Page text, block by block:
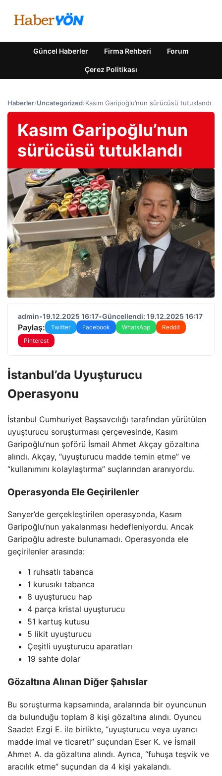
Güncel Haberler Firma Rehberi Forum
Çerez Politikası
Haberler›Uncategorized›Kasım Garipoğlu’nun sürücüsü tutuklandı
Kasım Garipoğlu’nun
sürücüsü tutuklandı
admin•19.12.2025 16:17•Güncellendi: 19.12.2025 16:17
Paylaş: Twitter Facebook WhatsApp
Reddit
Pinterest
İstanbul’da Uyuşturucu
Operasyonu
İstanbul Cumhuriyet Başsavcılığı tarafından yürütülen
uyuşturucu soruşturması çerçevesinde, Kasım
Garipoğlu’nun şoförü İsmail Ahmet Akçay gözaltına
alındı. Akçay, “uyuşturucu madde temin etme” ve
“kullanımını kolaylaştırma” suçlarından aranıyordu.
Operasyonda Ele Geçirilenler
Sarıyer’de gerçekleştirilen operasyonda, Kasım
Garipoğlu’nun yakalanması hedefleniyordu. Ancak
Garipoğlu adreste bulunamadı. Operasyonda ele
geçirilenler arasında:
1 ruhsatlı tabanca
1 kurusıkı tabanca
8 uyuşturucu hap
4 parça kristal uyuşturucu
51 kartuş kutusu
5 likit uyuşturucu
Çeşitli uyuşturucu aparatları
19 sahte dolar
Gözaltına Alınan Diğer Şahıslar
Bu soruşturma kapsamında, aralarında bir oyuncunun
da bulunduğu toplam 8 kişi gözaltına alındı. Oyuncu
Saadet Ezgi E. ile birlikte, “uyuşturucu veya uyarıcı
madde imal ve ticareti” suçundan Eser K. ve İsmail
Ahmet A. da gözaltına alındı. Ayrıca, “fuhuşa teşvik ve
aracılık etme” suçundan da 4 kişi yakalandı.